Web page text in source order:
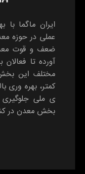
ایران ماگما با
عملی در حوزه
ضعف و قوت
آورده تا
مختلف این
کمتر، بهره وری
ی ملی جلوگیری
بخش معدن در